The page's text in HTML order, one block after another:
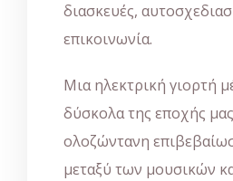
διασκευές,
επικοινωνία.
Μια ηλεκτρική γιορτή
δύσκολα της εποχής
ολοζώντανη
μεταξύ των μουσικών